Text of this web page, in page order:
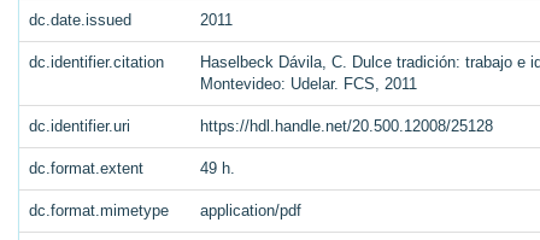
dc.date.issued 2011
dc.identifier.citation
Haselbeck Dávila, C. Dulce tradición: trabajo e
Montevideo: Udelar. FCS, 2011
dc.identifier.uri https://hdl.handle.net/20.500.12008/25128
dc.format.extent 49 h.
dc.format.mimetype application/pdf